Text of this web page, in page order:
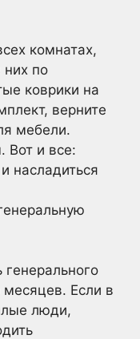
комнатах,
по
коврики на
верните
мебели.
Вот и все:
насладиться
месяцев. Если в
люди,